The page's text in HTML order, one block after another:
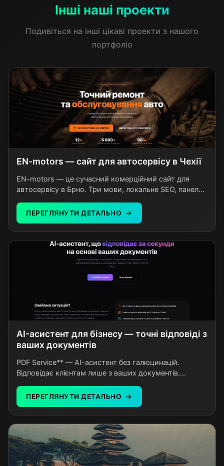
Інші наші проекти
Подивіться на інші цікаві проекти з нашого
портфоліо
EN-motors — сайт для автосервісу в Чехії
EN-motors — це сучасний комерційний сайт для
автосервісу в Брно. Три мови, локальне SEO, панель
послуги та ціни за лічені хвилини.
ПЕРЕГЛЯНУТИ ДЕТАЛЬНО
AI-асистент для бізнесу — точні відповіді з
ваших документів
PDF Service** — AI-асистент без галюцинацій.
Відповідає клієнтам лише з ваших документів.
хвилин.
ПЕРЕГЛЯНУТИ ДЕТАЛЬНО